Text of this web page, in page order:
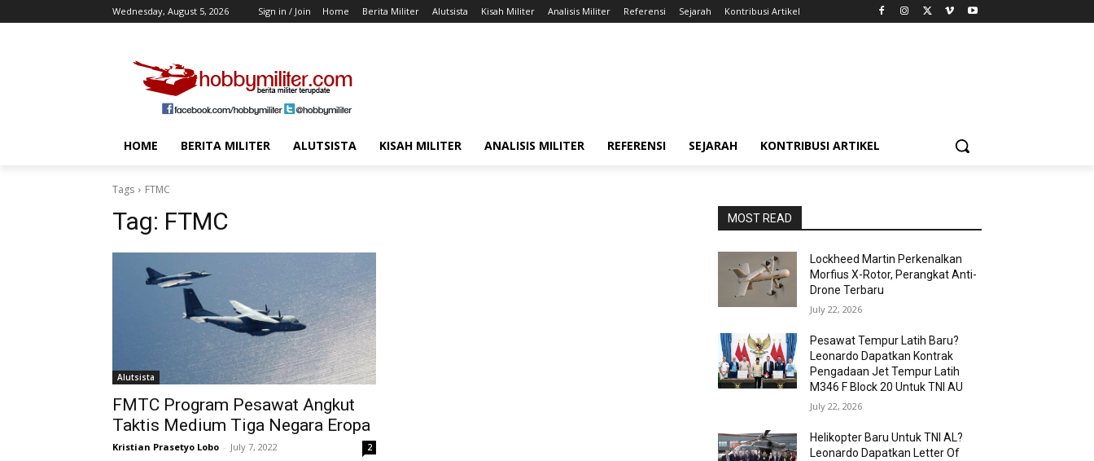
Wednesday, August 5, 2026 Sign in / Join Home Berita Militer Alutsista Kisah Militer Analisis Militer Referensi Sejarah Kontribusi Artikel
HOME BERITA MILITER ALUTSISTA KISAH MILITER ANALISIS MILITER REFERENSI SEJARAH KONTRIBUSI ARTIKEL
Tags FTMC
Tag: FTMC
Alutsista
FMTC Program Pesawat Angkut
Taktis Medium Tiga Negara Eropa
Kristian Prasetyo Lobo - July 7, 2022 2
MOST READ
Lockheed Martin Perkenalkan
Morfius X-Rotor, Perangkat Anti-
Drone Terbaru
July 22, 2026
Pesawat Tempur Latih Baru?
Leonardo Dapatkan Kontrak
Pengadaan Jet Tempur Latih
M346 F Block 20 Untuk TNI AU
July 22, 2026
Helikopter Baru Untuk TNI AL?
Leonardo Dapatkan Letter Of